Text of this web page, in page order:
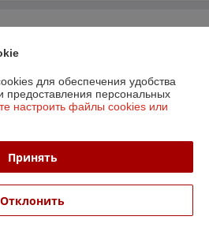
190706808
Заводского района
и предложений: Партизанский пр-т, д.
для обеспечения удобства
предоставления персональных
настроить файлы cookies или
Принять
Отклонить